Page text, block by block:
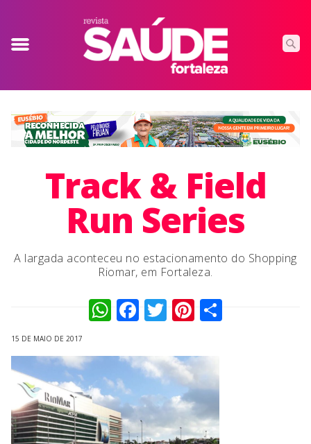
Track & Field
Run Series
A largada aconteceu no estacionamento do Shopping
Riomar, em Fortaleza.
WhatsApp
Facebook
TwitterPinterest
15 DE MAIO DE 2017